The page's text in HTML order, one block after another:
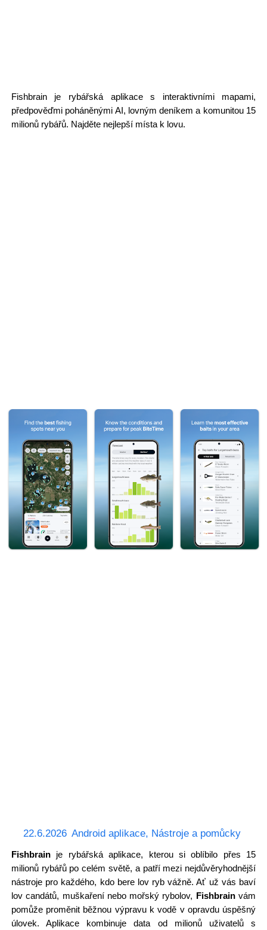
Fishbrain je rybářská aplikace s interaktivními mapami,
předpověďmi poháněnými AI, lovným deníkem a komunitou 15
milionů rybářů. Najděte nejlepší místa k lovu.
22.6.2026 Android aplikace, Nástroje a pomůcky
Fishbrainje rybářská aplikace, kterou si oblíbilo přes 15
milionů rybářů po celém světě, a patří mezi nejdůvěryhodnější
nástroje pro každého, kdo bere lov ryb vážně. Ať už vás baví
lov candátů, muškaření nebo mořský rybolov, Fishbrainvám
pomůže proměnit běžnou výpravu k vodě v opravdu úspěšný
úlovek. Aplikace kombinuje data od milionů uživatelů s